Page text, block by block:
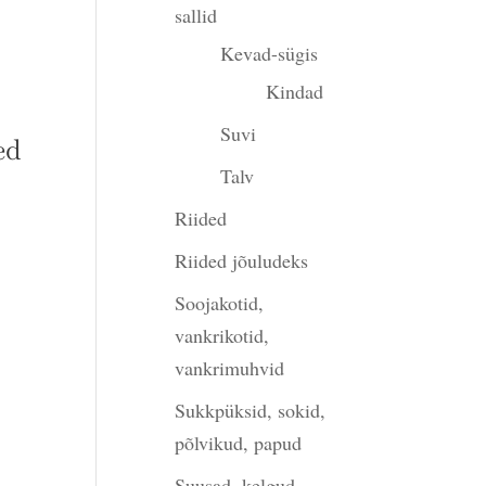
sallid
Kevad-sügis
Kindad
Suvi
Talv
Riided
Riided jõuludeks
Soojakotid,
vankrikotid,
vankrimuhvid
Sukkpüksid, sokid,
põlvikud, papud